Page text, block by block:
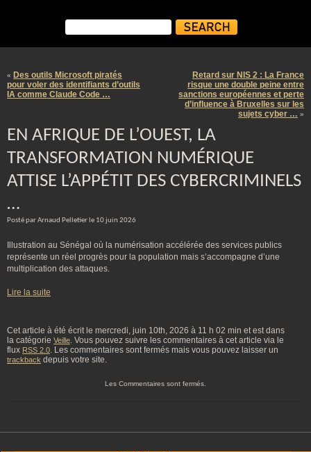
« Des outils Microsoft piratés
pour voler des identifiants d’outils
IA comme Claude Code …
Retard sur NIS 2 : La France
risque une double peine entre
sanctions européennes et perte
d’influence à Bruxelles sur les
sujets cyber … »
EN AFRIQUE DE L’OUEST, LA
TRANSFORMATION NUMÉRIQUE
ATTISE L’APPÉTIT DES CYBERCRIMINELS
…
Posté par Arnaud Pelletier le 10 juin 2026
Illustration au Sénégal où la numérisation accélérée des services publics
représente un réel progrès pour la population mais s’accompagne d’une
multiplication des attaques.
Lire la suite
Cet article à été écrit le mercredi, juin 10th, 2026 à 11 h 02 min et est dans
la catégorie Veille. Vous pouvez suivre les commentaires à cet article via le
flux RSS 2.0. Les commentaires sont fermés mais vous pouvez laisser un
trackback depuis votre site.
Les Commentaires sont fermés.